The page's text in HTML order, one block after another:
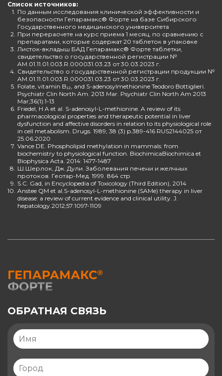
Список источников:
1. По данным исследования клинической эффективности и
безопасности Гепарамакс® Форте на базе Сибирского
Государственного медицинского университета
2. При перерасчете на курс приема 1 месяц, по сравнению с
препаратами, которые содержат 20 таблеток в упаковке
3. Листок-вкладыш БАД Гепарамакс® Форте таблетки,
свидетельство о государственной регистрации №
AM.01.11.01.003.R.000031.03.23 от 30.03.2023 г.
4. Свидетельство о государственной регистрации продукции №
AM.01.11.01.003.R.000031.03.23 от 30.03.2023 г.
5. Folate, vitamin B₁₂, and S-adenosylmethionine Teodoro Bottiglieri.
Psychiatr Clin North Am. 2013 Mar. Psychiatr Clin North Am 2013
Mar;36(1):1-13
6. Friedel, H A et al. S-adenosyl-L-methionine. A review of its
pharmacological properties and therapeutic potential in liver
dysfunction and affective disorders in relation to its physiological role
in cell metabolism. Drugs. 1989; 38 (3) p.389-416 RUS2144025 от
25.06.2020
7. Vance DE. Phospholipid methylation in mammals: from
biochemistry to physiological function. BiochimicaBiochimica et
Biophysica Acta. 2014: 1477-1487
8. Ш.Шерлок, Дж. Дули. Заболевания печени и желчных
протоков. Геотар-Мед. 1999. 864 стр
9. S.C. Gad, in Encyclopedia of Toxicology (Third Edition), 2014
10. Anstee QM et al.S-adenosyl-L-methionine (SAMe) therapy in liver
disease: a review of current evidence and clinical utility. J.
hepatology.2012;57:1097-1109
ОБРАТНАЯ СВЯЗЬ